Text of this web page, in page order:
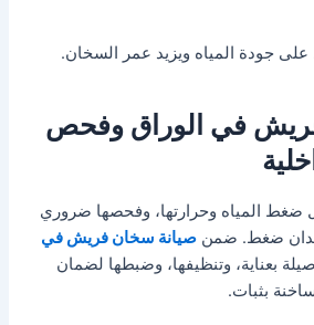
جودة المياه ويزيد عمر السخان.
في الوراق وفحص
ضغط المياه وحرارتها، وفحصها ضروري
ضغط. ضمنصيانة سخان فريش في
بعناية، وتنظيفها، وضبطها لضمان
بثبات.